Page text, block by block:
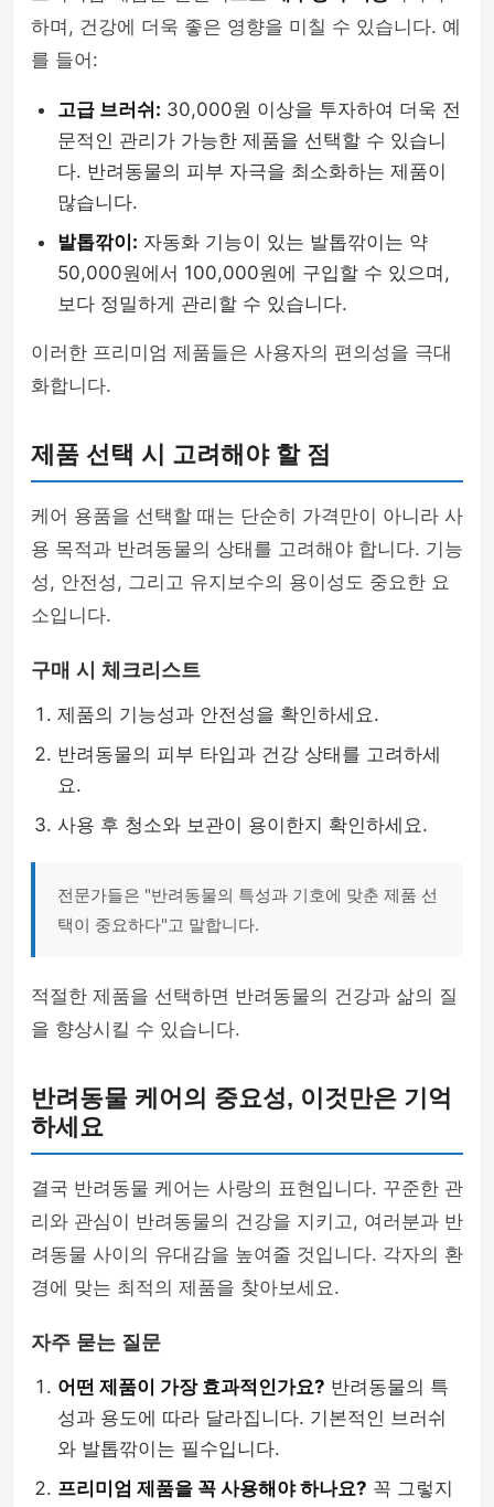
하며, 건강에 더욱 좋은 영향을 미칠 수 있습니다. 예
를 들어:
고급 브러쉬: 30,000원 이상을 투자하여 더욱 전
문적인 관리가 가능한 제품을 선택할 수 있습니
다. 반려동물의 피부 자극을 최소화하는 제품이
많습니다.
발톱깎이: 자동화 기능이 있는 발톱깎이는 약
50,000원에서 100,000원에 구입할 수 있으며,
보다 정밀하게 관리할 수 있습니다.
이러한 프리미엄 제품들은 사용자의 편의성을 극대
화합니다.
제품 선택 시 고려해야 할 점
케어 용품을 선택할 때는 단순히 가격만이 아니라 사
용 목적과 반려동물의 상태를 고려해야 합니다. 기능
성, 안전성, 그리고 유지보수의 용이성도 중요한 요
소입니다.
구매 시 체크리스트
제품의 기능성과 안전성을 확인하세요.
반려동물의 피부 타입과 건강 상태를 고려하세
요.
사용 후 청소와 보관이 용이한지 확인하세요.
전문가들은 "반려동물의 특성과 기호에 맞춘 제품 선
택이 중요하다"고 말합니다.
적절한 제품을 선택하면 반려동물의 건강과 삶의 질
을 향상시킬 수 있습니다.
반려동물 케어의 중요성, 이것만은 기억
하세요
결국 반려동물 케어는 사랑의 표현입니다. 꾸준한 관
리와 관심이 반려동물의 건강을 지키고, 여러분과 반
려동물 사이의 유대감을 높여줄 것입니다. 각자의 환
경에 맞는 최적의 제품을 찾아보세요.
자주 묻는 질문
어떤 제품이 가장 효과적인가요? 반려동물의 특
성과 용도에 따라 달라집니다. 기본적인 브러쉬
와 발톱깎이는 필수입니다.
프리미엄 제품을 꼭 사용해야 하나요? 꼭 그렇지